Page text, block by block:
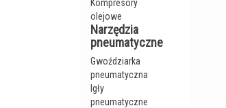
Kompresory
olejowe
Narzędzia
pneumatyczne
Gwoździarka
pneumatyczna
Igły
pneumatyczne